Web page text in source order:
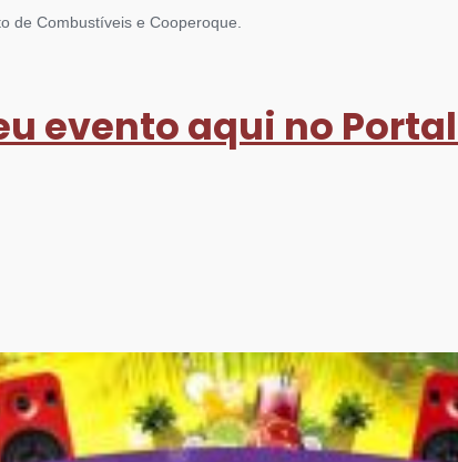
de Combustíveis e Cooperoque.
evento aqui no